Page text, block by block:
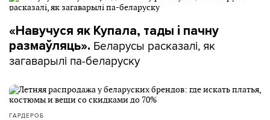
«Навучуся як Купала, тады і пачну
размаўляць». Беларусы расказалі, як
загаварылі па-беларуску
ГАРДЕРОБ